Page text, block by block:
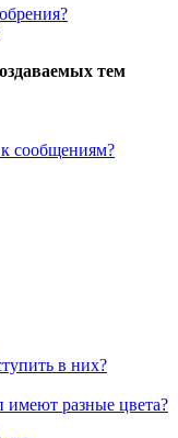
тем
сообщениям?
в них?
имеют разные цвета?